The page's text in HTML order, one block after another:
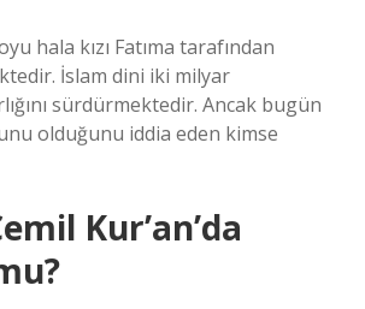
hala kızı Fatıma tarafından
İslam dini iki milyar
sürdürmektedir. Ancak bugün
olduğunu iddia eden kimse
Kur’an’da